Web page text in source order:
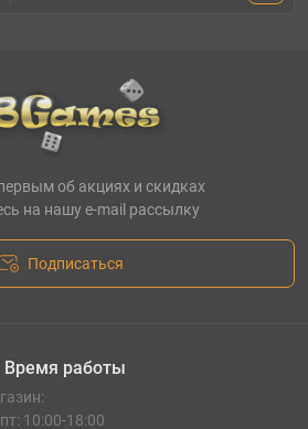
об акциях и скидках
на нашу e-mail рассылку
Подписаться
Время работы
10:00-18:00